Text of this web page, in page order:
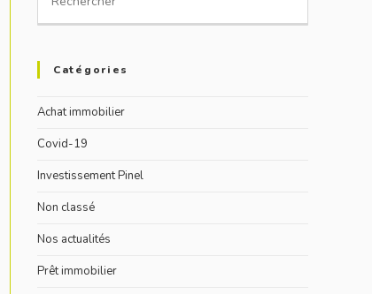
for:
Catégories
Achat immobilier
Covid-19
Investissement Pinel
Non classé
Nos actualités
Prêt immobilier